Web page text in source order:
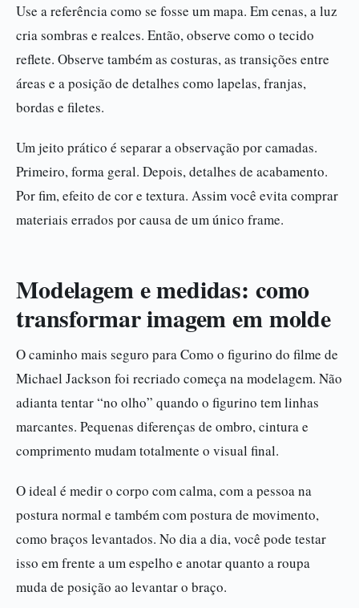
Use a referência como se fosse um mapa. Em cenas, a luz
cria sombras e realces. Então, observe como o tecido
reflete. Observe também as costuras, as transições entre
áreas e a posição de detalhes como lapelas, franjas,
bordas e filetes.
Um jeito prático é separar a observação por camadas.
Primeiro, forma geral. Depois, detalhes de acabamento.
Por fim, efeito de cor e textura. Assim você evita comprar
materiais errados por causa de um único frame.
Modelagem e medidas: como
transformar imagem em molde
O caminho mais seguro para Como o figurino do filme de
Michael Jackson foi recriado começa na modelagem. Não
adianta tentar “no olho” quando o figurino tem linhas
marcantes. Pequenas diferenças de ombro, cintura e
comprimento mudam totalmente o visual final.
O ideal é medir o corpo com calma, com a pessoa na
postura normal e também com postura de movimento,
como braços levantados. No dia a dia, você pode testar
isso em frente a um espelho e anotar quanto a roupa
muda de posição ao levantar o braço.